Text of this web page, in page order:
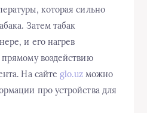
которая сильно
Затем табак
и его нагрев
прямому воздействию
На сайте glo.uzможно
про устройства для